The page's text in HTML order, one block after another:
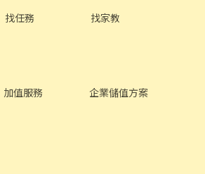
找任務 找家教
加值服務
企業儲值方案